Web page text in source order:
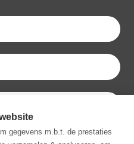
raadplegen en je kan je ook
gegevens m.b.t. de prestaties